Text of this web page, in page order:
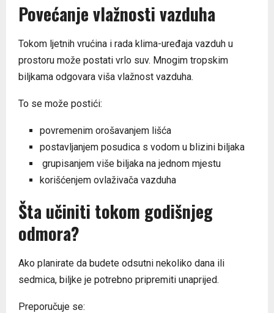
Povećanje vlažnosti vazduha
Tokom ljetnih vrućina i rada klima-uređaja vazduh u
prostoru može postati vrlo suv. Mnogim tropskim
biljkama odgovara viša vlažnost vazduha.
To se može postići:
povremenim orošavanjem lišća
postavljanjem posudica s vodom u blizini biljaka
grupisanjem više biljaka na jednom mjestu
korišćenjem ovlaživača vazduha
Šta učiniti tokom godišnjeg
odmora?
Ako planirate da budete odsutni nekoliko dana ili
sedmica, biljke je potrebno pripremiti unaprijed.
Preporučuje se: